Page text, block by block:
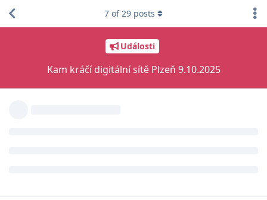
Události
Kam kráčí digitální sítě Plzeň 9.10.2025
7 of29 posts